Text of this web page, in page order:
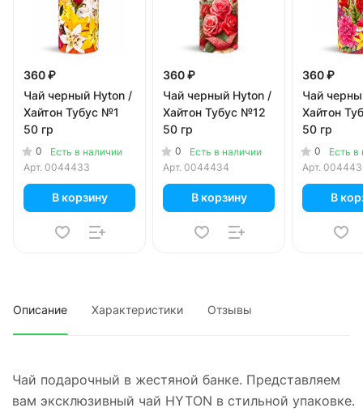
360 ₽
Чай черный Hyton /
Хайтон Тубус №1
50 гр
0
Есть в наличии
Арт. 0044433
В корзину
360 ₽
Чай черный Hyton /
Хайтон Тубус №12
50 гр
0
Есть в наличии
Арт. 0044434
В корзину
360 ₽
Чай
Хайтон
50 гр
0
Есть в
Арт.
В
Описание Характеристики Отзывы
Чай подарочный в жестяной банке. Представляем
вам эксклюзивный чай HYTON в стильной упаковке.